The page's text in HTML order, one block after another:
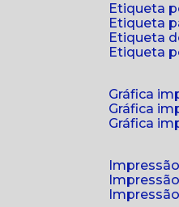
etiqueta
etiqueta
etiqueta
etiqueta
gráfica
gráfica
gráfica